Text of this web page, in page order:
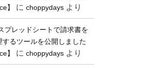
】
に choppydays より
プレッドシートで請求書を
するツールを公開しました
】
に choppydays より